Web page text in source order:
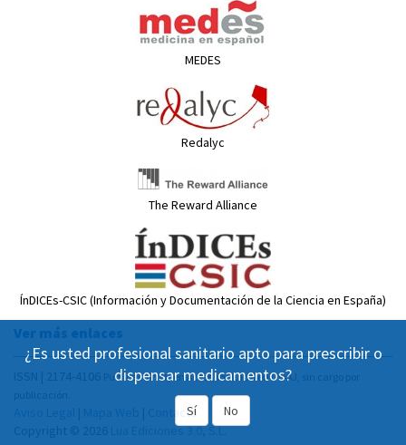
MEDES
Redalyc
The Reward Alliance
ÍnDICEs-CSIC (Información y Documentación de la Ciencia en España)
Ver más enlaces
¿Es usted profesional sanitario apto para prescribir o
dispensar medicamentos?
Sí No
Publicación Open Acess, incluida en DOAJ, sin cargo por
Contacto
Lua Ediciones 3.0, S.L.